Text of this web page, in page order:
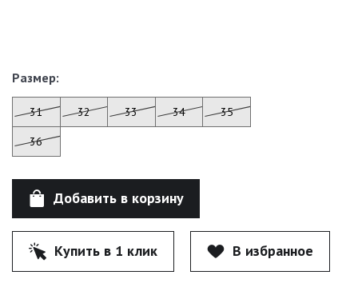
Размер:
31 32 33 34 35
36
Добавить в корзину
Купить в 1 клик В избранное